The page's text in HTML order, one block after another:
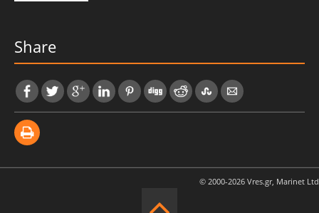
Share
© 2000-2026 Vres.gr, Marinet Ltd